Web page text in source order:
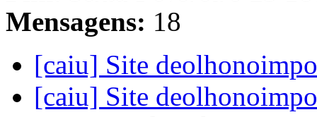
Mensagens: 18
[caiu] Site
[caiu] Site